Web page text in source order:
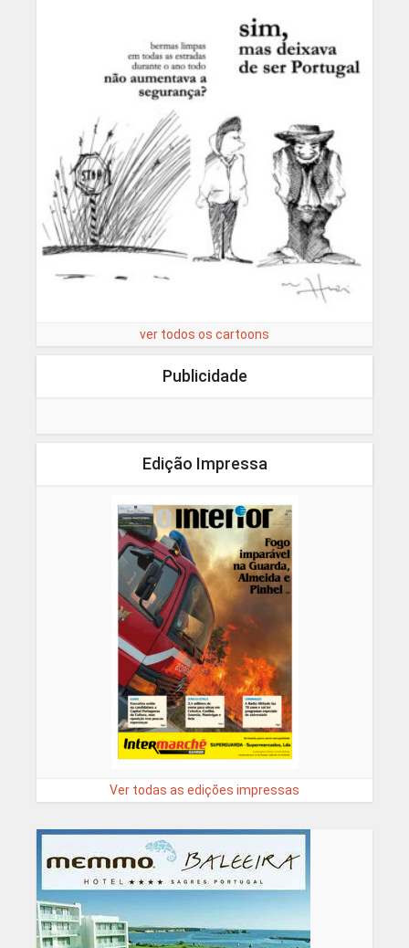
ver todos os cartoons
Publicidade
Edição Impressa
Ver todas as edições impressas